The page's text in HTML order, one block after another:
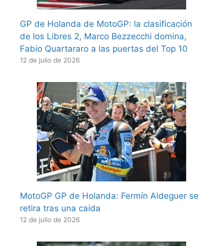
GP de Holanda de MotoGP: la clasificación
de los Libres 2, Marco Bezzecchi domina,
Fabio Quartararo a las puertas del Top 10
12 de julio de 2026
MotoGP GP de Holanda: Fermín Aldeguer se
retira tras una caída
12 de julio de 2026